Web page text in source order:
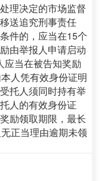
理决定的市场监督
送追究刑事责任
件的，应当在15个
由举报人申请启动
应当在被告知奖励
人凭有效身份证明
托人须同时持有举
人的有效身份证
励领取期限，最长
正当理由逾期未领